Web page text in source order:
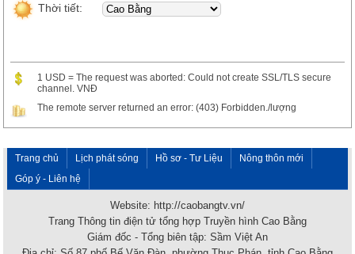
Thời tiết:
1 USD = The request was aborted: Could not create SSL/TLS secure
channel. VNĐ
The remote server returned an error: (403) Forbidden./lượng
Trang chủ Lịch phát sóng Hồ sơ - Tư Liệu
Nông thôn mới
Góp ý - Liên hệ
Website: http://caobangtv.vn/
Trang Thông tin điện tử tổng hợp Truyền hình Cao Bằng
Giám đốc - Tổng biên tập: Sầm Việt An